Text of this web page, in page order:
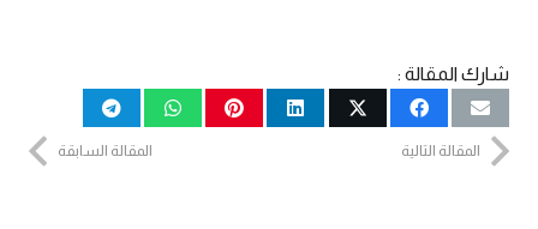
شارك المقالة :
المقالة السابقة المقالة التالية